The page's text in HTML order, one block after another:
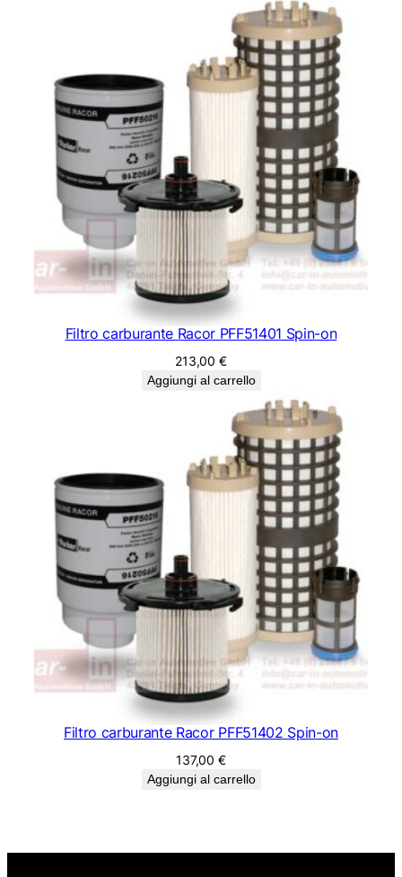
Filtro carburante Racor PFF51401 Spin-on
213,00€
Aggiungi al carrello
Filtro carburante Racor PFF51402 Spin-on
137,00€
Aggiungi al carrello